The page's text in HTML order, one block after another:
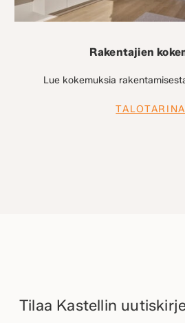
Rakentajien
Lue kokemuksia
Tilaa Kastellin